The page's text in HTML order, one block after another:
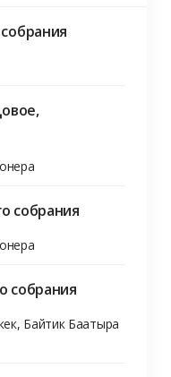
собрания
собрания
Байтик Баатыра